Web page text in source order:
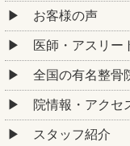
お客様の声
医師・アスリー
全国の有名整骨
院情報・アクセ
スタッフ紹介